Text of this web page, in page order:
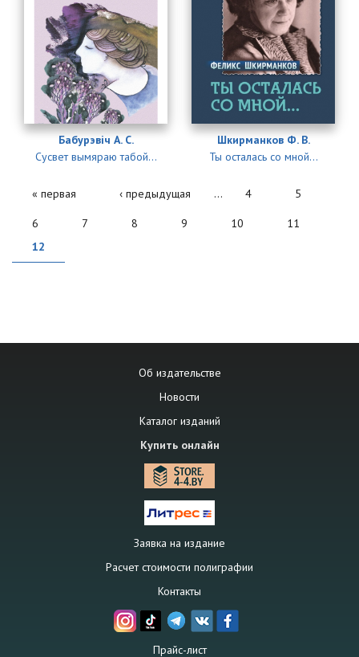
Бабурэвіч А. С.
Сусвет вымяраю табой...
Шкирманков Ф. В.
Ты осталась со мной…
« первая ‹ предыдущая … 4 5
6 7 8 9 10
11
12
Об издательстве
Новости
Каталог изданий
Купить онлайн
Заявка на издание
Расчет стоимости полиграфии
Контакты
Прайс-лист